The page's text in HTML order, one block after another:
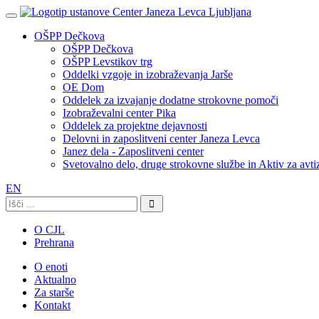
OŠPP Dečkova
OŠPP Dečkova
OŠPP Levstikov trg
Oddelki vzgoje in izobraževanja Jarše
OE Dom
Oddelek za izvajanje dodatne strokovne pomoči
Izobraževalni center Pika
Oddelek za projektne dejavnosti
Delovni in zaposlitveni center Janeza Levca
Janez dela - Zaposlitveni center
Svetovalno delo, druge strokovne službe in Aktiv za
EN
Išči:
O CJL
Prehrana
O enoti
Aktualno
Za starše
Kontakt